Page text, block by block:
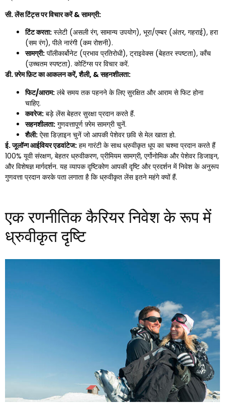
सी. लेंस टिंट्स पर विचार करें & सामग्री:
टिंट करता: स्लेटी (असली रंग, सामान्य उपयोग), भूरा/एम्बर (अंतर, गहराई), हरा
(सम रंग), पीले नारंगी (कम रोशनी).
सामग्री: पॉलीकार्बोनेट (प्रभाव प्रतिरोधी), ट्राइवेक्स (बेहतर स्पष्टता), काँच
(उच्चतम स्पष्टता). कोटिंग्स पर विचार करें.
डी. फ़्रेम फ़िट का आकलन करें, शैली, & सहनशीलता:
फिट/आराम: लंबे समय तक पहनने के लिए सुरक्षित और आराम से फिट होना
चाहिए.
कवरेज: बड़े लेंस बेहतर सुरक्षा प्रदान करते हैं.
सहनशीलता: गुणवत्तापूर्ण फ़्रेम सामग्री चुनें.
शैली: ऐसा डिज़ाइन चुनें जो आपकी पेशेवर छवि से मेल खाता हो.
ई. जूलॉन्ग आईवियर एडवांटेज: हम गारंटी के साथ ध्रुवीकृत धूप का चश्मा प्रदान करते हैं
100% यूवी संरक्षण, बेहतर ध्रुवीकरण, प्रीमियम सामग्री, एर्गोनोमिक और पेशेवर डिजाइन,
और विशेषज्ञ मार्गदर्शन. यह व्यापक दृष्टिकोण आपकी दृष्टि और प्रदर्शन में निवेश के अनुरूप
गुणवत्ता प्रदान करके पता लगाता है कि ध्रुवीकृत लेंस इतने महंगे क्यों हैं.
एक रणनीतिक कैरियर निवेश के रूप में
ध्रुवीकृत दृष्टि